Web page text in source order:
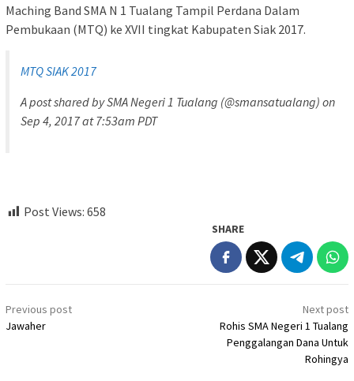
Maching Band SMA N 1 Tualang Tampil Perdana Dalam
Pembukaan (MTQ) ke XVII tingkat Kabupaten Siak 2017.
MTQ SIAK 2017
A post shared by SMA Negeri 1 Tualang (@smansatualang) on
Sep 4, 2017 at 7:53am PDT
Post Views: 658
SHARE
Post
navigation
Previous post
Jawaher
Next post
Rohis SMA Negeri 1 Tualang
Penggalangan Dana Untuk
Rohingya